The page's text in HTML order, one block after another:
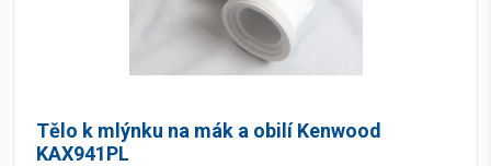
Tělo k mlýnku na mák a obilí Kenwood
KAX941PL